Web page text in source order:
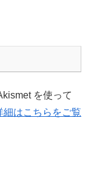
を使って
細はこちらをご覧